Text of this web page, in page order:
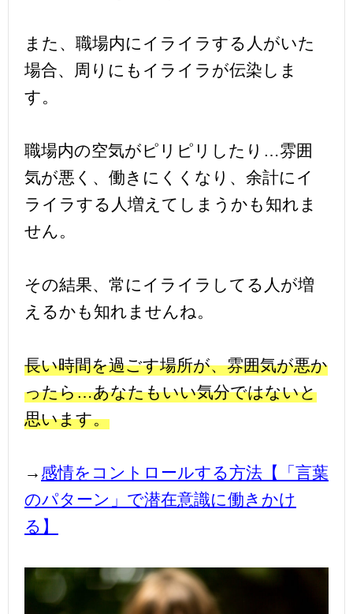
また、職場内にイライラする人がいた
場合、周りにもイライラが伝染しま
す。
職場内の空気がピリピリしたり…雰囲
気が悪く、働きにくくなり、余計にイ
ライラする人増えてしまうかも知れま
せん。
その結果、常にイライラしてる人が増
えるかも知れませんね。
長い時間を過ごす場所が、雰囲気が悪か
ったら…あなたもいい気分ではないと
思います。
→ 感情をコントロールする方法【「言葉
のパターン」で潜在意識に働きかけ
る】